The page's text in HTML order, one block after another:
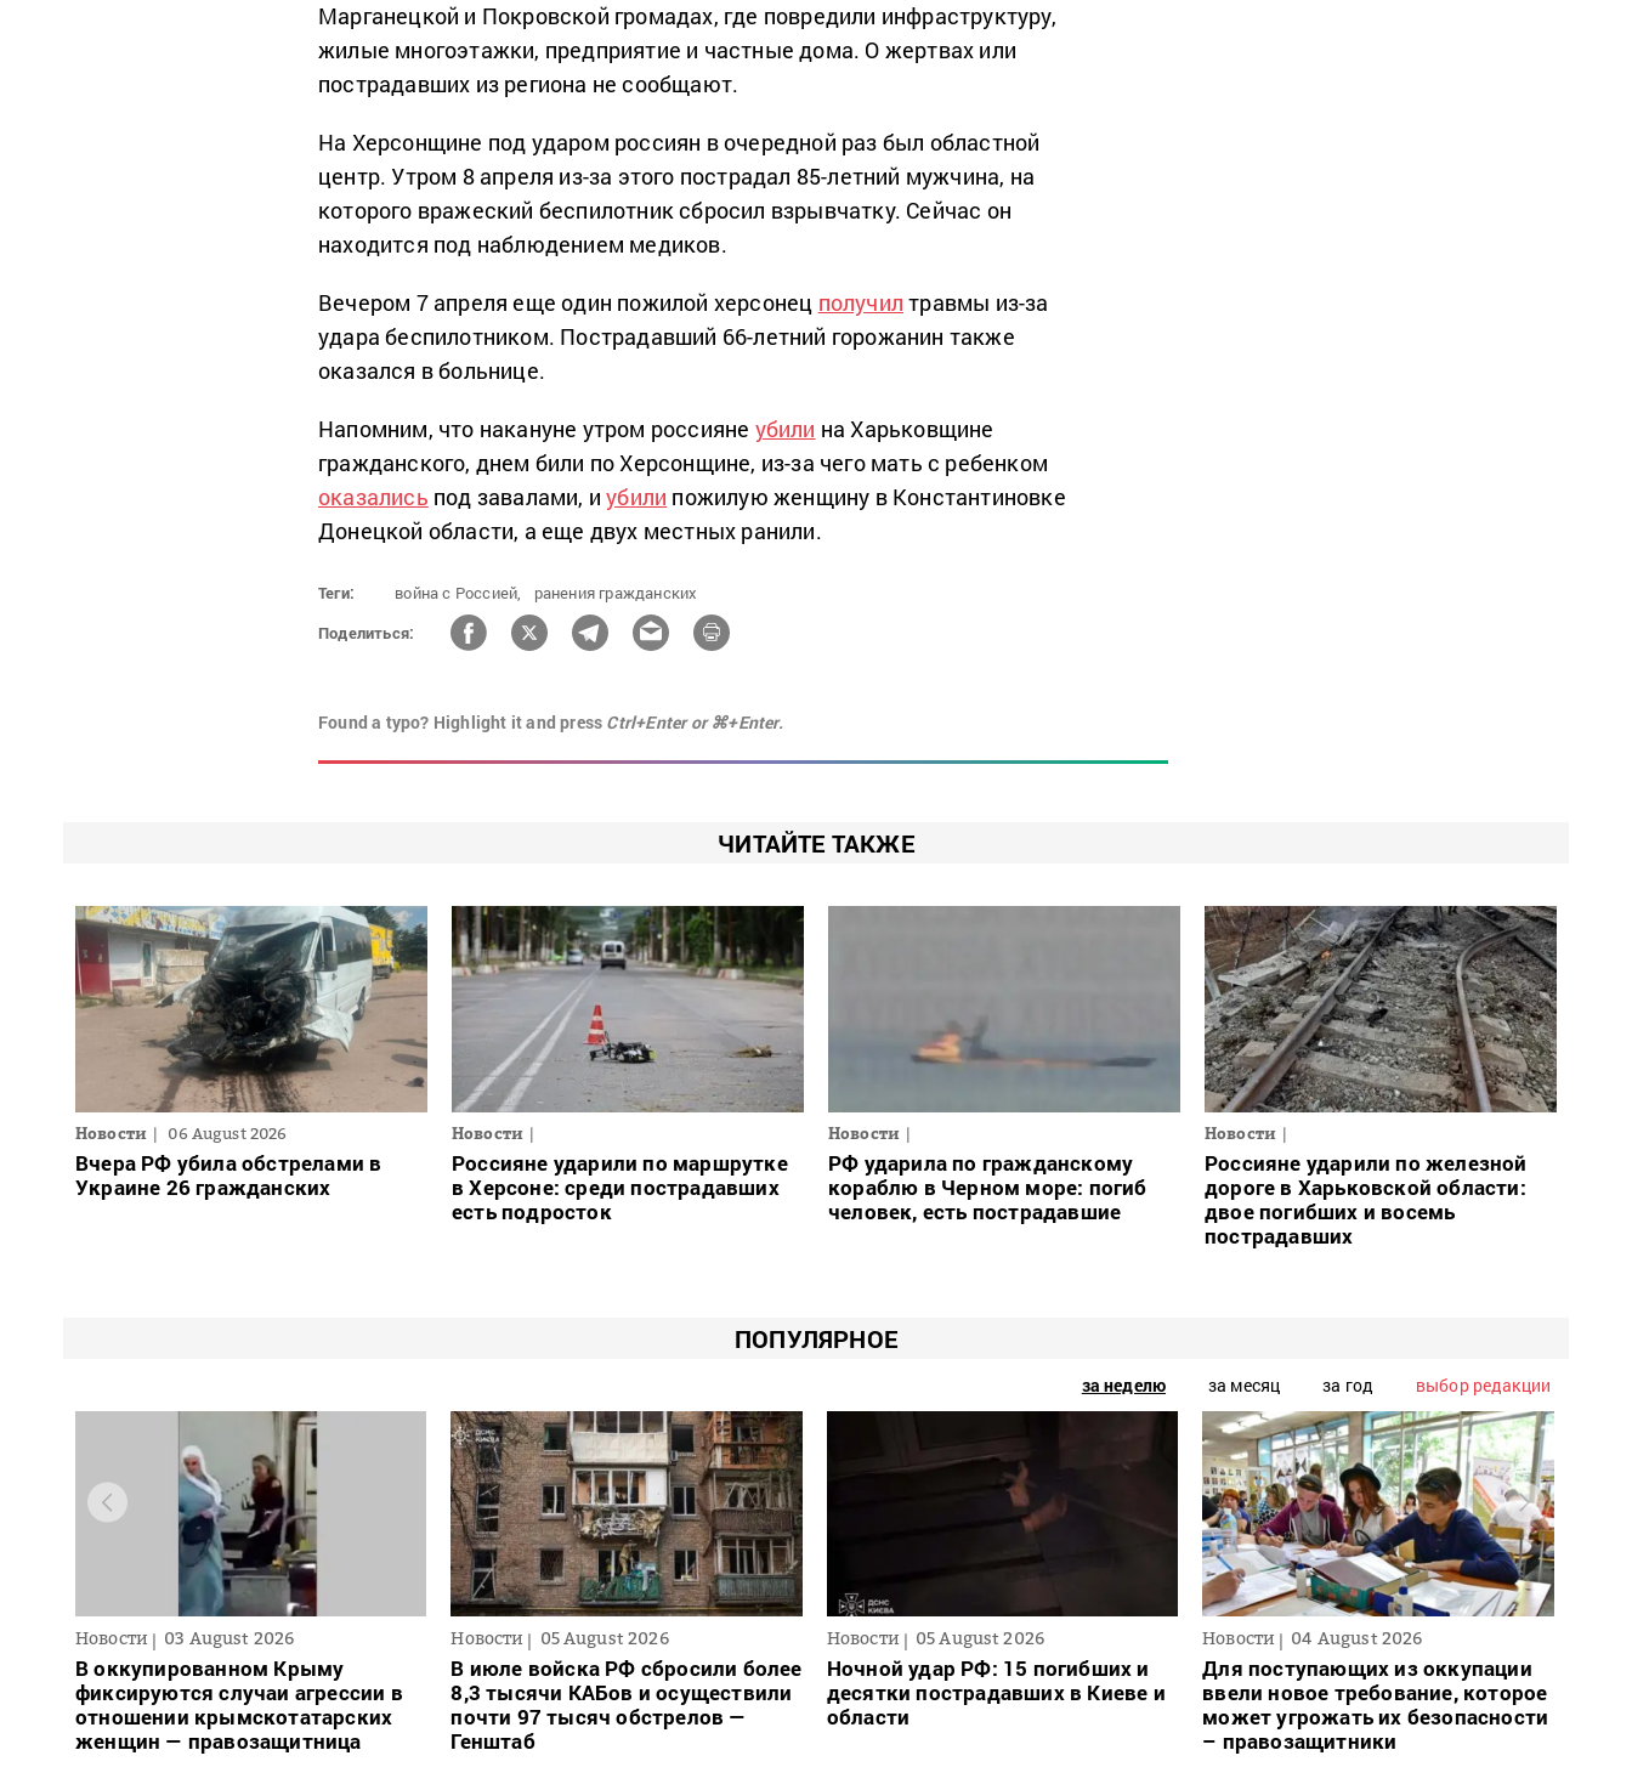
Марганецкой и Покровской громадах, где повредили инфраструктуру,
жилые многоэтажки, предприятие и частные дома. О жертвах или
пострадавших из региона не сообщают.
На Херсонщине под ударом россиян в очередной раз был областной
центр. Утром 8 апреля из-за этого пострадал 85-летний мужчина, на
которого вражеский беспилотник сбросил взрывчатку. Сейчас он
находится под наблюдением медиков.
Вечером 7 апреля еще один пожилой херсонец получил травмы из-за
удара беспилотником. Пострадавший 66-летний горожанин также
оказался в больнице.
Напомним, что накануне утром россияне убили на Харьковщине
гражданского, днем били по Херсонщине, из-за чего мать с ребенком
оказались под завалами, иубили пожилую женщину в Константиновке
Донецкой области, а еще двух местных ранили.
Теги: война с Россией,
ранения гражданских
Поделиться:
Found a typo? Highlight it and press Ctrl+Enter or ⌘+Enter.
ЧИТАЙТЕ ТАКЖЕ
Новости 06 August 2026
Вчера РФ убила обстрелами в
Украине 26 гражданских
Новости
Россияне ударили по маршрутке
в Херсоне: среди пострадавших
есть подросток
Новости
РФ ударила по гражданскому
кораблю в Черном море: погиб
человек, есть пострадавшие
Новости
Россияне ударили по железной
дороге в Харьковской области:
двое погибших и восемь
пострадавших
ПОПУЛЯРНОЕ
за неделю за месяц за год выбор редакции
Новости 03 August 2026
В оккупированном Крыму
фиксируются случаи агрессии в
отношении крымскотатарских
женщин — правозащитница
Новости 05 August 2026
В июле войска РФ сбросили более
8,3 тысячи КАБов и осуществили
почти 97 тысяч обстрелов —
Генштаб
Новости 05 August 2026
Ночной удар РФ: 15 погибших и
десятки пострадавших в Киеве и
области
Новости 04 August 2026
Для поступающих из оккупации
ввели новое требование, которое
может угрожать их безопасности
– правозащитники